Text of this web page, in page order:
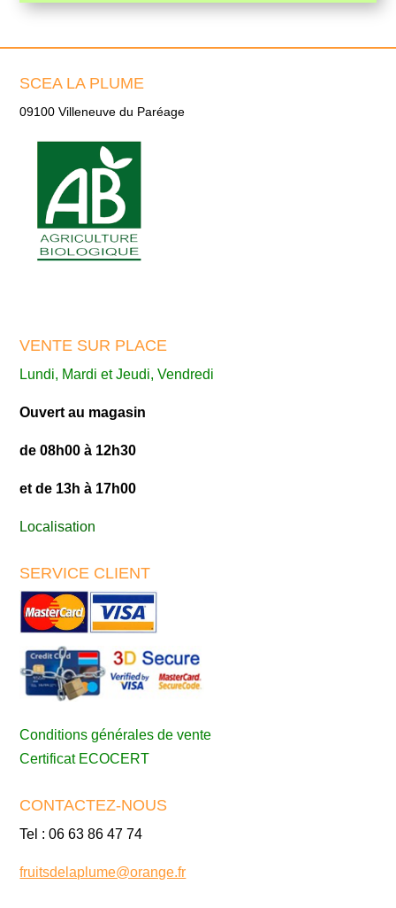
SCEA LA PLUME
09100 Villeneuve du Paréage
VENTE SUR PLACE
Lundi, Mardi et Jeudi, Vendredi
Ouvert au magasin
de 08h00 à 12h30
et de 13h à 17h00
Localisation
SERVICE CLIENT
Conditions générales de vente
Certificat ECOCERT
CONTACTEZ-NOUS
Tel : 06 63 86 47 74
fruitsdelaplume@orange.fr